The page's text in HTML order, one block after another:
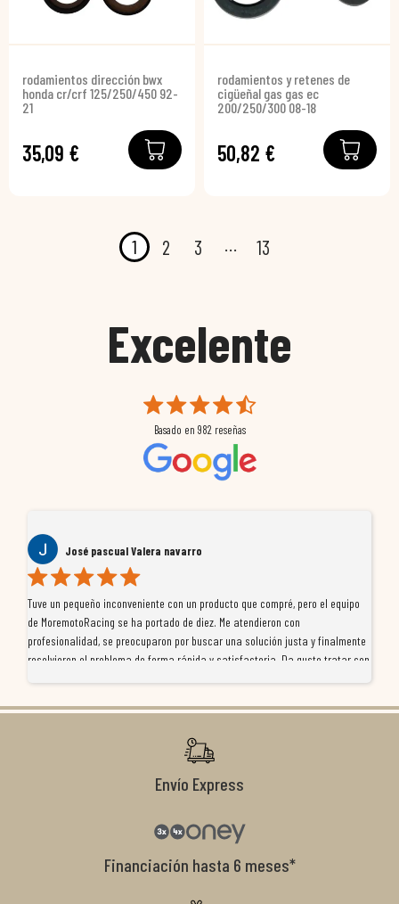
rodamientos dirección bwx
honda cr/crf 125/250/450 92-
21
35,09 €
rodamientos y retenes de
cigüeñal gas gas ec
200/250/300 08-18
50,82 €
1 2 3 13
Excelente
Basado en 982 reseñas
José pascual Valera navarro
Tuve un pequeño inconveniente con un producto que compré, pero el equipo
de MoremotoRacing se ha portado de diez. Me atendieron con
profesionalidad, se preocuparon por buscar una solución justa y finalmente
resolvieron el problema de forma rápida y satisfactoria. Da gusto tratar con
recomendables.
Envío Express
Financiación hasta 6 meses*